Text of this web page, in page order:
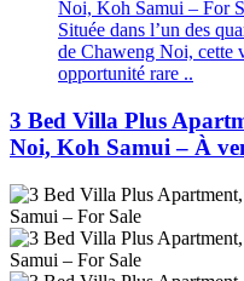
Située dans l’un des
de Chaweng Noi, cette
opportunité rare ..
3 Bed Villa Plus
Noi, Koh Samui – À